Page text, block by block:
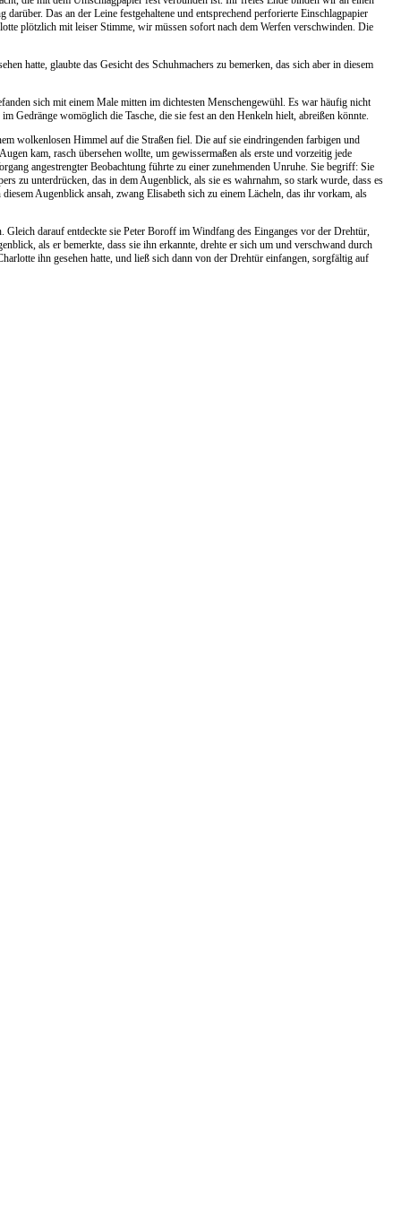
Das an der Leine festgehaltene und entsprechend perforierte Einschlagpapier
plötzlich mit leiser Stimme, wir müssen sofort nach dem Werfen verschwinden. Die
hatte, glaubte das Gesicht des Schuhmachers zu bemerken, das sich aber in diesem
sich mit einem Male mitten im dichtesten Menschengewühl. Es war häufig nicht
Gedränge womöglich die Tasche, die sie fest an den Henkeln hielt, abreißen könnte.
wolkenlosen Himmel auf die Straßen fiel. Die auf sie eindringenden farbigen und
kam, rasch übersehen wollte, um gewissermaßen als erste und vorzeitig jede
angestrengter Beobachtung führte zu einer zunehmenden Unruhe. Sie begriff: Sie
zu unterdrücken, das in dem Augenblick, als sie es wahrnahm, so stark wurde, dass es
Augenblick ansah, zwang Elisabeth sich zu einem Lächeln, das ihr vorkam, als
darauf entdeckte sie Peter Boroff im Windfang des Einganges vor der Drehtür,
als er bemerkte, dass sie ihn erkannte, drehte er sich um und verschwand durch
ihn gesehen hatte, und ließ sich dann von der Drehtür einfangen, sorgfältig auf